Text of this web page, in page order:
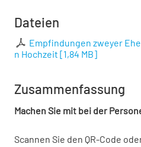
Dateien
Empfindungen zweyer
n Hochzeit [1,84 MB]
Zusammenfassung
Machen Sie mit bei der
Scannen Sie den QR-Code